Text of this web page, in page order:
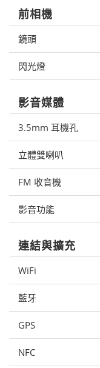
前相機
鏡頭
閃光燈
影音媒體
3.5mm 耳機孔
立體雙喇叭
FM 收音機
影音功能
連結與擴充
WiFi
藍牙
GPS
NFC